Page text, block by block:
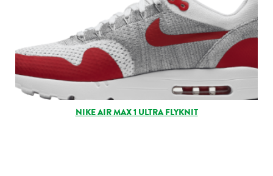
NIKE AIR MAX 1 ULTRA FLYKNIT